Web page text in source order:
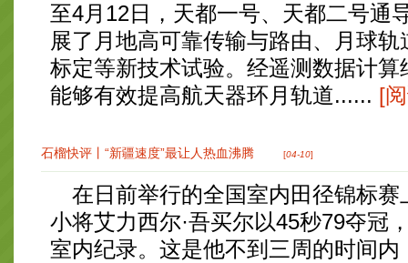
至4月12日，天都一号、天都二号通
展了月地高可靠传输与路由、月球
标定等新技术试验。经遥测数据计
能够有效提高航天器环月轨道...... [
石榴快评丨“新疆速度”最让人热血沸腾 [04-10]
在日前举行的全国室内田径锦标赛
小将艾力西尔·吾买尔以45秒79夺冠
室内纪录。这是他不到三周的时间